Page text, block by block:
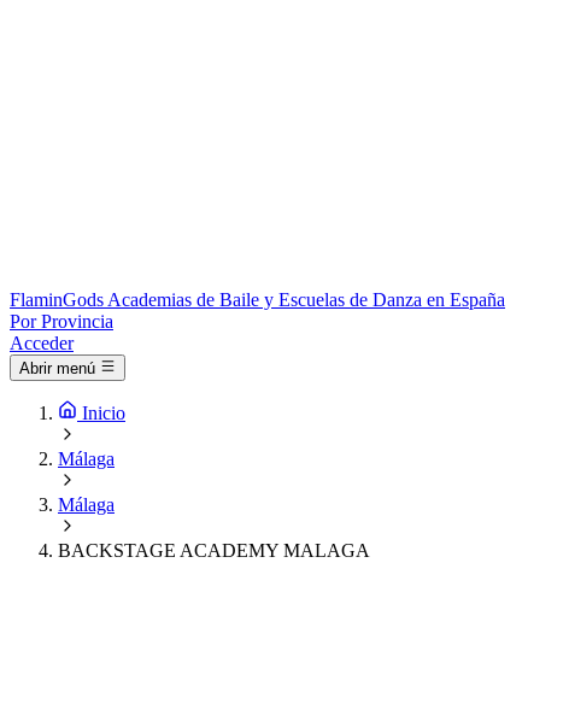
FlaminGods Academias de Baile y Escuelas de Danza en España
Por Provincia
Acceder
Abrir menú
Inicio
Málaga
Málaga
BACKSTAGE ACADEMY MALAGA